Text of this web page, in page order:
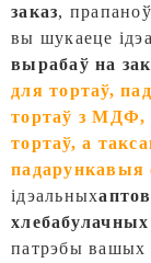
заказ,
вы шукаеце
вырабаў на
для тортаў,
тортаў з МДФ,
тортаў, а
падарункавыя
ідэальных
патрэбы вашых